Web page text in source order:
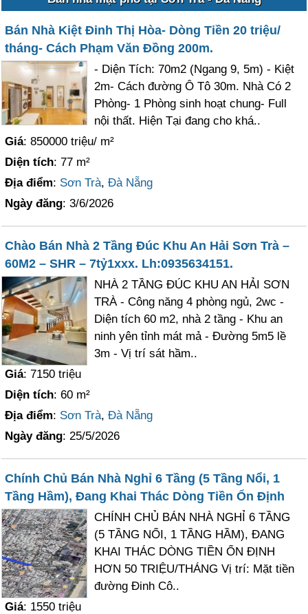
Bán Nhà Kiệt Đinh Thị Hòa- Dòng Tiền 20 triệu/
tháng- Cách Phạm Văn Đồng 200m.
- Diện Tích: 70m2 (Ngang 9, 5m) - Kiệt
2m- Cách đường Ô Tô 30m. Nhà Có 2
Phòng- 1 Phòng sinh hoạt chung- Full
nội thất. Hiện Tại đang cho khá..
Giá: 850000 triệu/ m²
Diện tích: 77 m²
Địa điểm: Sơn Trà,Đà Nẵng
Ngày đăng: 3/6/2026
Chào Bán Nhà 2 Tầng Đúc Khu An Hải Sơn Trà –
60M2 – SHR – 7tỷ1xxx. Lh:0935634151.
NHÀ 2 TẦNG ĐÚC KHU AN HẢI SƠN
TRÀ - Công năng 4 phòng ngủ, 2wc -
Diện tích 60 m2, nhà 2 tầng - Khu an
ninh yên tỉnh mát mả - Đường 5m5 lề
3m - Vị trí sát hầm..
Giá: 7150 triệu
Diện tích: 60 m²
Địa điểm: Sơn Trà,Đà Nẵng
Ngày đăng: 25/5/2026
Chính Chủ Bán Nhà Nghỉ 6 Tầng (5 Tầng Nổi, 1
Tầng Hầm), Đang Khai Thác Dòng Tiền Ổn Định
CHÍNH CHỦ BÁN NHÀ NGHỈ 6 TẦNG
(5 TẦNG NỔI, 1 TẦNG HẦM), ĐANG
KHAI THÁC DÒNG TIỀN ỔN ĐỊNH
HƠN 50 TRIỆU/THÁNG Vị trí: Mặt tiền
đường Đinh Cô..
Giá: 1550 triệu